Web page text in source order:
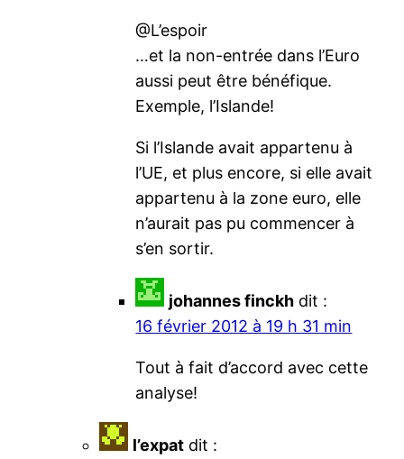
@L’espoir
…et la non-entrée dans l’Euro
aussi peut être bénéfique.
Exemple, l’Islande!
Si l’Islande avait appartenu à
l’UE, et plus encore, si elle avait
appartenu à la zone euro, elle
n’aurait pas pu commencer à
s’en sortir.
johannes finckh dit :
16 février 2012 à 19 h 31 min
Tout à fait d’accord avec cette
analyse!
l’expat dit :